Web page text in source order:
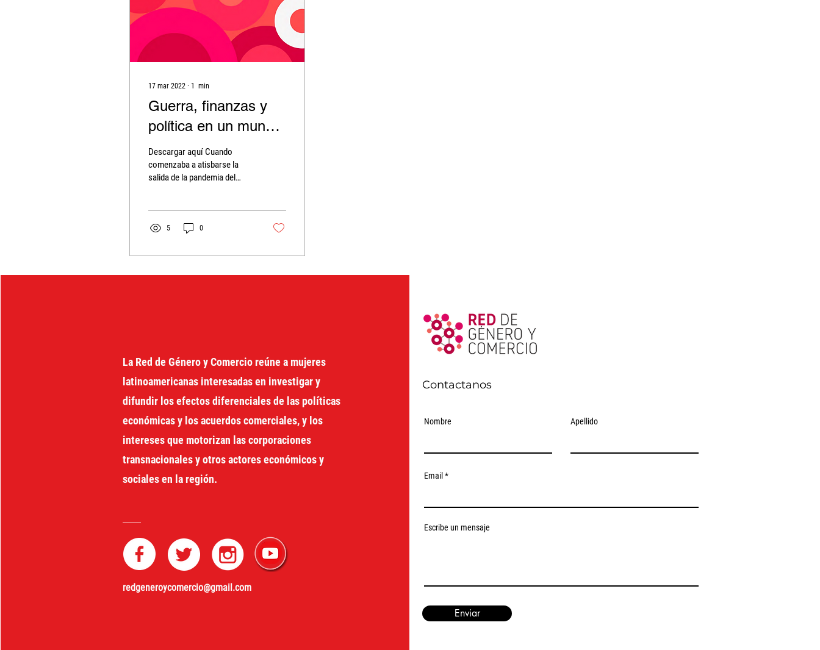
17 mar 2022 ∙ 1 min
Guerra, finanzas y
política en un mundo
en crisis
Descargar aquí Cuando
comenzaba a atisbarse la
salida de la pandemia del
5 0
La Red de Género y Comercio reúne a mujeres
latinoamericanas interesadas en investigar y
difundir los efectos diferenciales de las políticas
económicas y los acuerdos comerciales, y los
intereses que motorizan las corporaciones
transnacionales y otros actores económicos y
sociales en la región.
redgeneroycomercio@gmail.com
Contactanos
Nombre Apellido
Email
Escribe un mensaje
Enviar